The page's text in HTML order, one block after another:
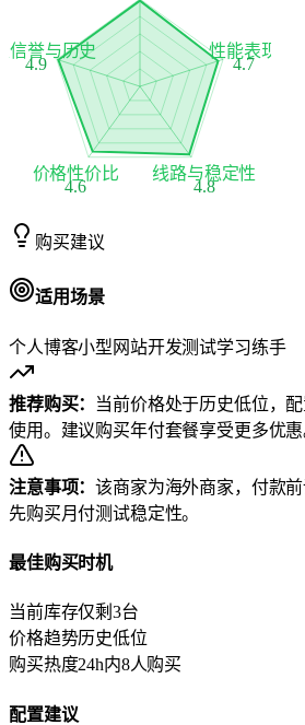
性能表现
4.7
线路与稳定性
4.8
价格性价比
4.6
信誉与历史
4.9
购买建议
适用场景
个人博客小型网站开发测试学习练手
推荐购买：
当前价格处于历史低位，
使用。建议购买年付套餐享受更多优惠
注意事项：该商家为海外商家，付款
先购买月付测试稳定性。
最佳购买时机
当前库存仅剩3台
价格趋势历史低位
购买热度24h内8人购买
配置建议